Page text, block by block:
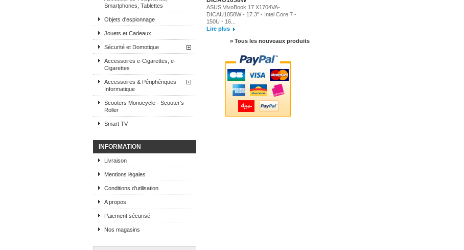
Smartphones, Tablettes
Objets d'espionnage
Jouets et Cadeaux
Sécurité et Domotique
Accessoires e-Cigarettes, e-
Cigarettes
Accessoires & Périphériques
Informatique
Scooters Monocycle - Scooter's
Roller
Smart TV
INFORMATION
Livraison
Mentions légales
Conditions d'utilisation
A propos
Paiement sécurisé
Nos magasins
ASUS VivoBook 17 X1704VA-
DICAU1058W - 17.3" - Intel Core 7 -
150U - 16...
Lire plus
» Tous les nouveaux produits